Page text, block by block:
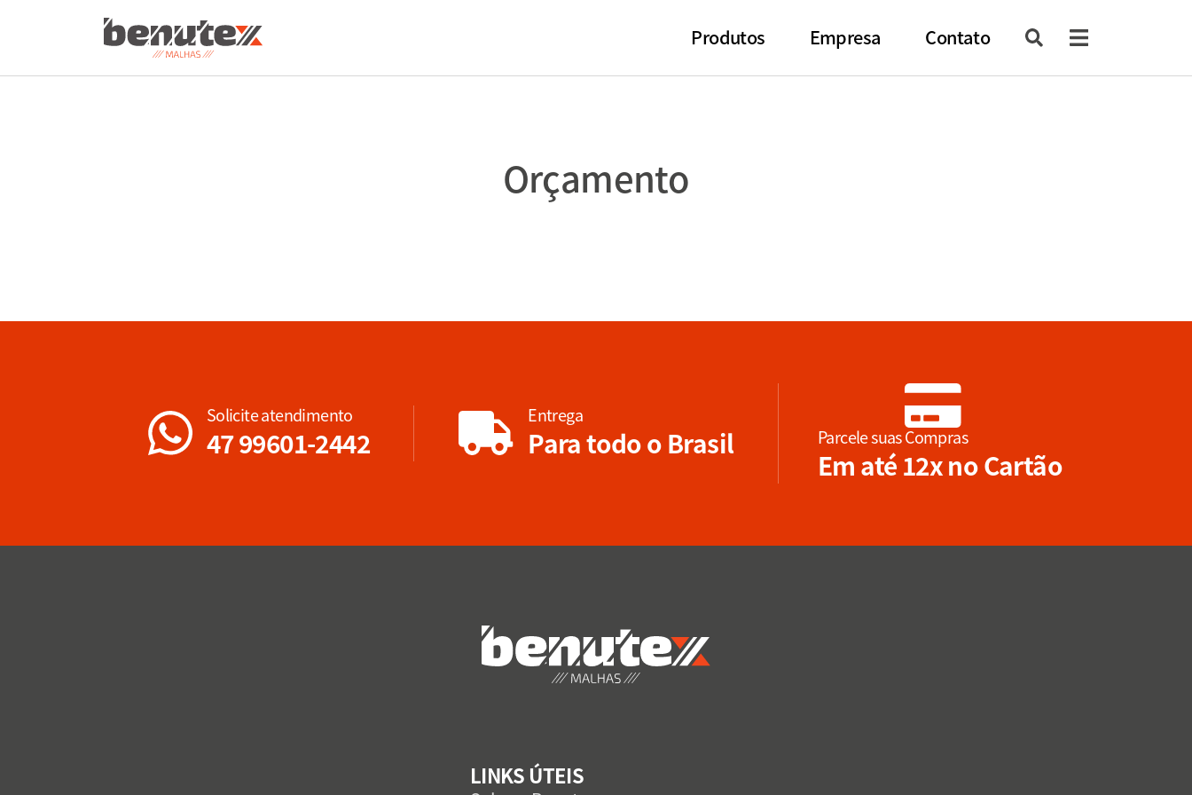
Produtos Empresa Contato
Orçamento
Solicite atendimento
47 99601-2442
Entrega
Para todo o Brasil Parcele suas Compras
Em até 12x no Cartão
LINKS ÚTEIS